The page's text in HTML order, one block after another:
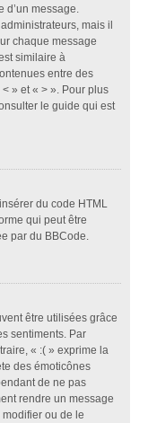
d’un message.
mais il
chaque message
similaire à
entre des
» et « > ». Pour plus
le guide qui est
du code HTML
qui peut être
par du BBCode.
être utilisées grâce
sentiments. Par
« :( » exprime la
des émoticônes
de ne pas
rendre un message
ou de le